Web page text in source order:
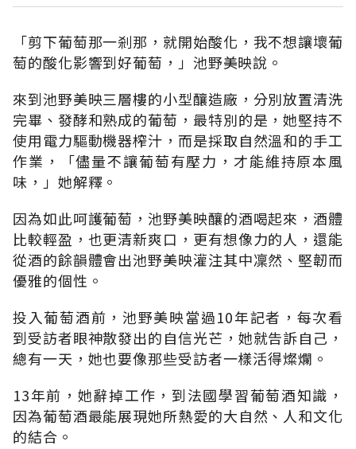
「剪下葡萄那一剎那，就開始酸化，我不想讓壞葡
萄的酸化影響到好葡萄，」池野美映說。
來到池野美映三層樓的小型釀造廠，分別放置清洗
完畢、發酵和熟成的葡萄，最特別的是，她堅持不
使用電力驅動機器榨汁，而是採取自然溫和的手工
作業，「儘量不讓葡萄有壓力，才能維持原本風
味，」她解釋。
因為如此呵護葡萄，池野美映釀的酒喝起來，酒體
比較輕盈，也更清新爽口，更有想像力的人，還能
從酒的餘韻體會出池野美映灌注其中凜然、堅韌而
優雅的個性。
投入葡萄酒前，池野美映當過10年記者，每次看
到受訪者眼神散發出的自信光芒，她就告訴自己，
總有一天，她也要像那些受訪者一樣活得燦爛。
13年前，她辭掉工作，到法國學習葡萄酒知識，
因為葡萄酒最能展現她所熱愛的大自然、人和文化
的結合。